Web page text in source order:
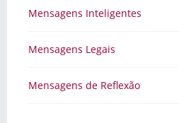
Mensagens Inteligentes
Mensagens Legais
Mensagens de Reflexão